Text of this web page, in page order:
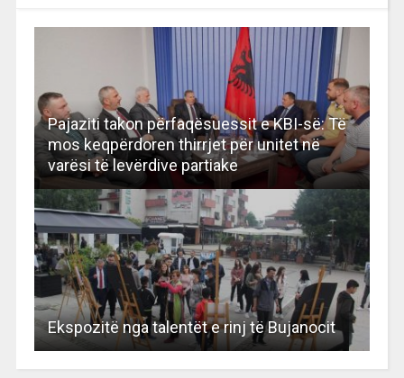
Pajaziti takon përfaqësuessit e KBI-së: Të
mos keqpërdoren thirrjet për unitet në
varësi të levërdive partiake
Ekspozitë nga talentët e rinj të Bujanocit